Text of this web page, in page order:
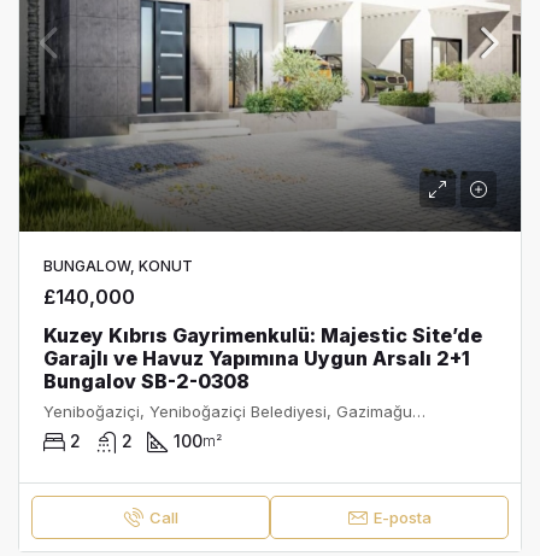
BUNGALOW, KONUT
£140,000
Kuzey Kıbrıs Gayrimenkulü: Majestic Site’de
Garajlı ve Havuz Yapımına Uygun Arsalı 2+1
Bungalov SB-2-0308
Yeniboğaziçi, Yeniboğaziçi Belediyesi, Gazimağusa ilçesi, Kuzey Kıbrıs, 99680, Κύπρος - Kıbrıs
2 2 100m²
Call E-posta